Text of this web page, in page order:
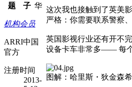
题
子 华
机构会员
ARRI中国
官方
注册时间
2013-
这次我也接触到了英美
严格：你需要联系警察
英国影视行业还有开不
设备卡车非常多—— 每个
图解：哈里斯・狄金森